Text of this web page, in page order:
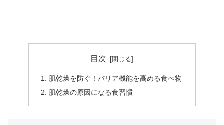
目次
肌乾燥を防ぐ！バリア機能を高める食べ物
肌乾燥の原因になる食習慣